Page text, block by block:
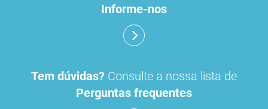
Informe-nos
Tem dúvidas? Consulte a nossa lista de
Perguntas frequentes